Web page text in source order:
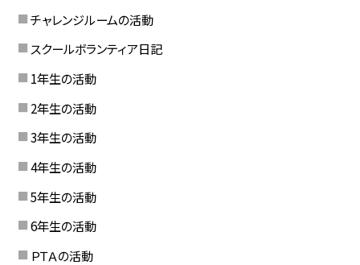
チャレンジルームの活動
スクールボランティア日記
1年生の活動
2年生の活動
3年生の活動
4年生の活動
5年生の活動
6年生の活動
ＰＴＡの活動